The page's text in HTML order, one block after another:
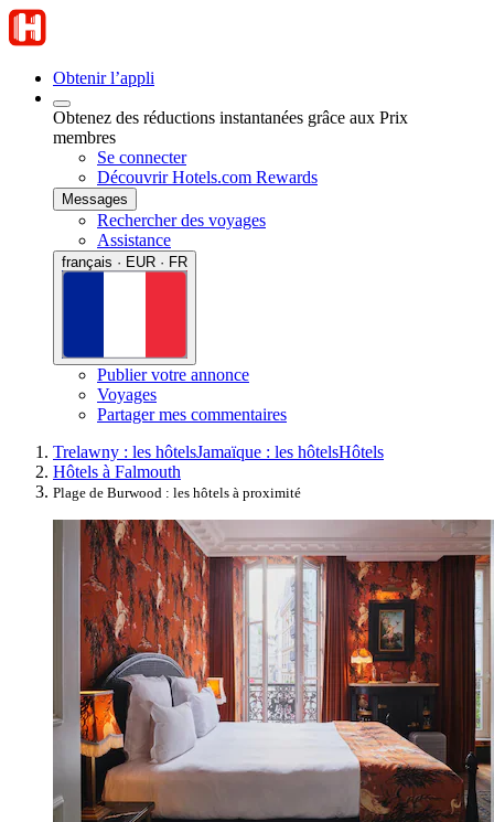
Obtenir l’appli
Obtenez des réductions instantanées grâce aux Prix
membres
Se connecter
Découvrir Hotels.com Rewards
Messages
Rechercher des voyages
Assistance
français · EUR · FR
Publier votre annonce
Voyages
Partager mes commentaires
Trelawny : les hôtelsJamaïque : les hôtelsHôtels
Hôtels à Falmouth
Plage de Burwood : les hôtels à proximité